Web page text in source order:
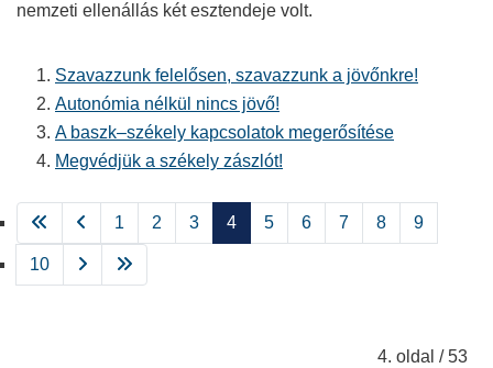
nemzeti ellenállás két esztendeje volt.
Szavazzunk felelősen, szavazzunk a jövőnkre!
Autonómia nélkül nincs jövő!
A baszk–székely kapcsolatok megerősítése
Megvédjük a székely zászlót!
4. oldal / 53
1 2 3 4 5 6 7 8 9
10